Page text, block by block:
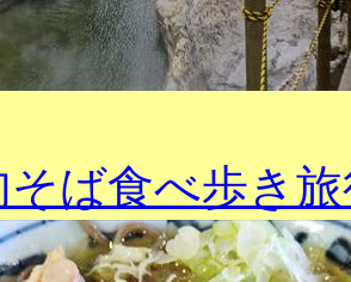
そば食べ歩き